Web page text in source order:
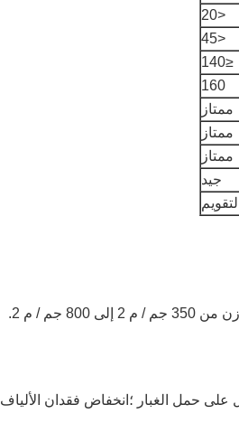
<20
<45
≤140
160
ممتاز
ممتاز
ممتاز
جيد
جم / م 2.
على حمل الغبار ؛انخفاض فقدان الألياف